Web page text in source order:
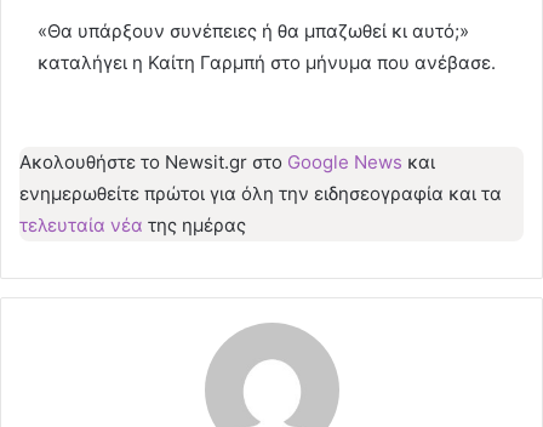
«Θα υπάρξουν συνέπειες ή θα μπαζωθεί κι αυτό;»
καταλήγει η Καίτη Γαρμπή στο μήνυμα που ανέβασε.
Ακολουθήστε το Νewsit.gr στο Google News και
ενημερωθείτε πρώτοι για όλη την ειδησεογραφία και τα
τελευταία νέα της ημέρας